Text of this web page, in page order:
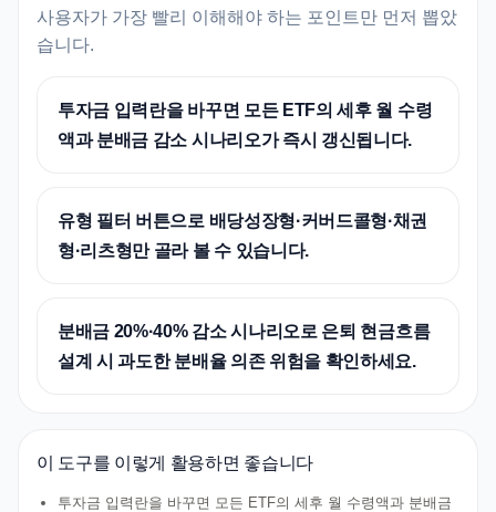
사용자가 가장 빨리 이해해야 하는 포인트만 먼저 뽑았
습니다.
투자금 입력란을 바꾸면 모든 ETF의 세후 월 수령
액과 분배금 감소 시나리오가 즉시 갱신됩니다.
유형 필터 버튼으로 배당성장형·커버드콜형·채권
형·리츠형만 골라 볼 수 있습니다.
분배금 20%·40% 감소 시나리오로 은퇴 현금흐름
설계 시 과도한 분배율 의존 위험을 확인하세요.
이 도구를 이렇게 활용하면 좋습니다
투자금 입력란을 바꾸면 모든 ETF의 세후 월 수령액과 분배금